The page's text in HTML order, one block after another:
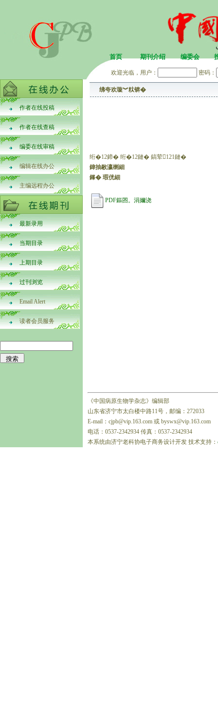
首页 期刊介绍 编委会
欢迎光临，用户： 密码：
作者在线投稿
作者在线查稿
编委在线审稿
编辑在线办公
主编远程办公
最新录用
当期目录
上期目录
过刊浏览
Email Alert
读者会员服务
绋夸欢璇︾粏锛�
绗�12鍗� 绗�12鏈� 鎬荤121鏈�
鍏抽敭瀛楋細
鎽� 瑕侊細
PDF鏂囨。涓嬭浇
《中国病原生物学杂志》编辑部
山东省济宁市太白楼中路11号，邮编：272033
E-mail：cjpb@vip.163.com 或 byswx@vip.163.com
电话：0537-2342934 传真：0537-2342934
本系统由济宁老科协电子商务设计开发 技术支持：